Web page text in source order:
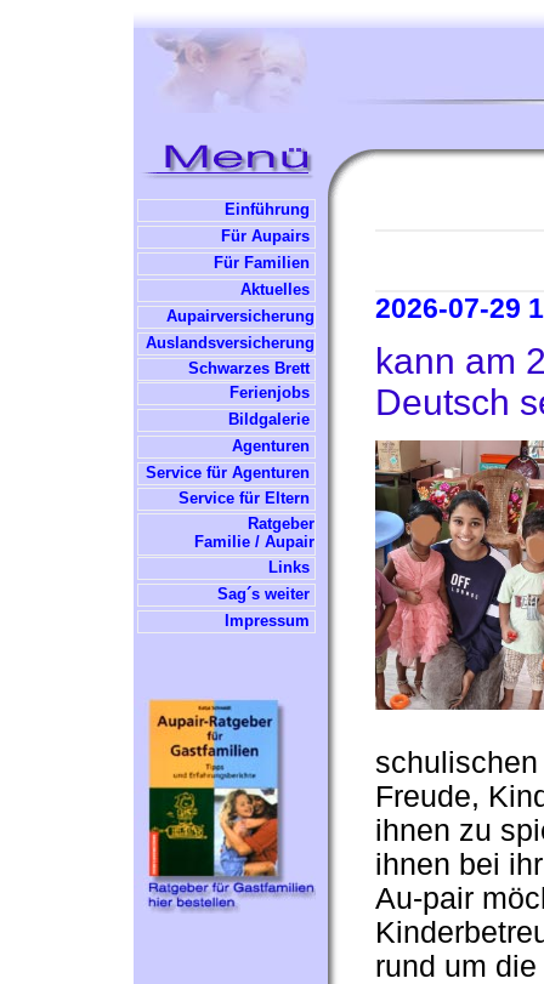
Einführung
Für Aupairs
Für Familien
Aktuelles
Aupairversicherung
Auslandsversicherung
Schwarzes Brett
Ferienjobs
Bildgalerie
Agenturen
Service für Agenturen
Service für Eltern
Ratgeber
Familie / Aupair
Links
Sag´s weiter
Impressum
2026-07-29
kann am
Deutsch
Freude,
ihnen zu
ihnen bei
Au-pair
rund um